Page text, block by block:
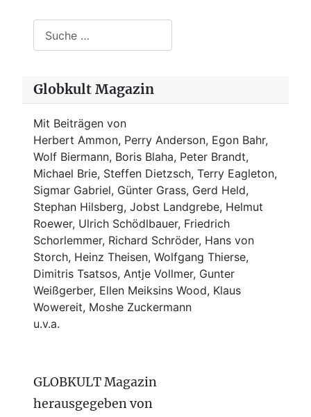
Globkult Magazin
Mit Beiträgen von
Herbert Ammon, Perry Anderson, Egon Bahr,
Wolf Biermann, Boris Blaha, Peter Brandt,
Michael Brie, Steffen Dietzsch, Terry Eagleton,
Sigmar Gabriel, Günter Grass, Gerd Held,
Stephan Hilsberg, Jobst Landgrebe, Helmut
Roewer, Ulrich Schödlbauer, Friedrich
Schorlemmer, Richard Schröder, Hans von
Storch, Heinz Theisen, Wolfgang Thierse,
Dimitris Tsatsos, Antje Vollmer, Gunter
Weißgerber, Ellen Meiksins Wood, Klaus
Wowereit, Moshe Zuckermann
u.v.a.
GLOBKULT Magazin
herausgegeben von